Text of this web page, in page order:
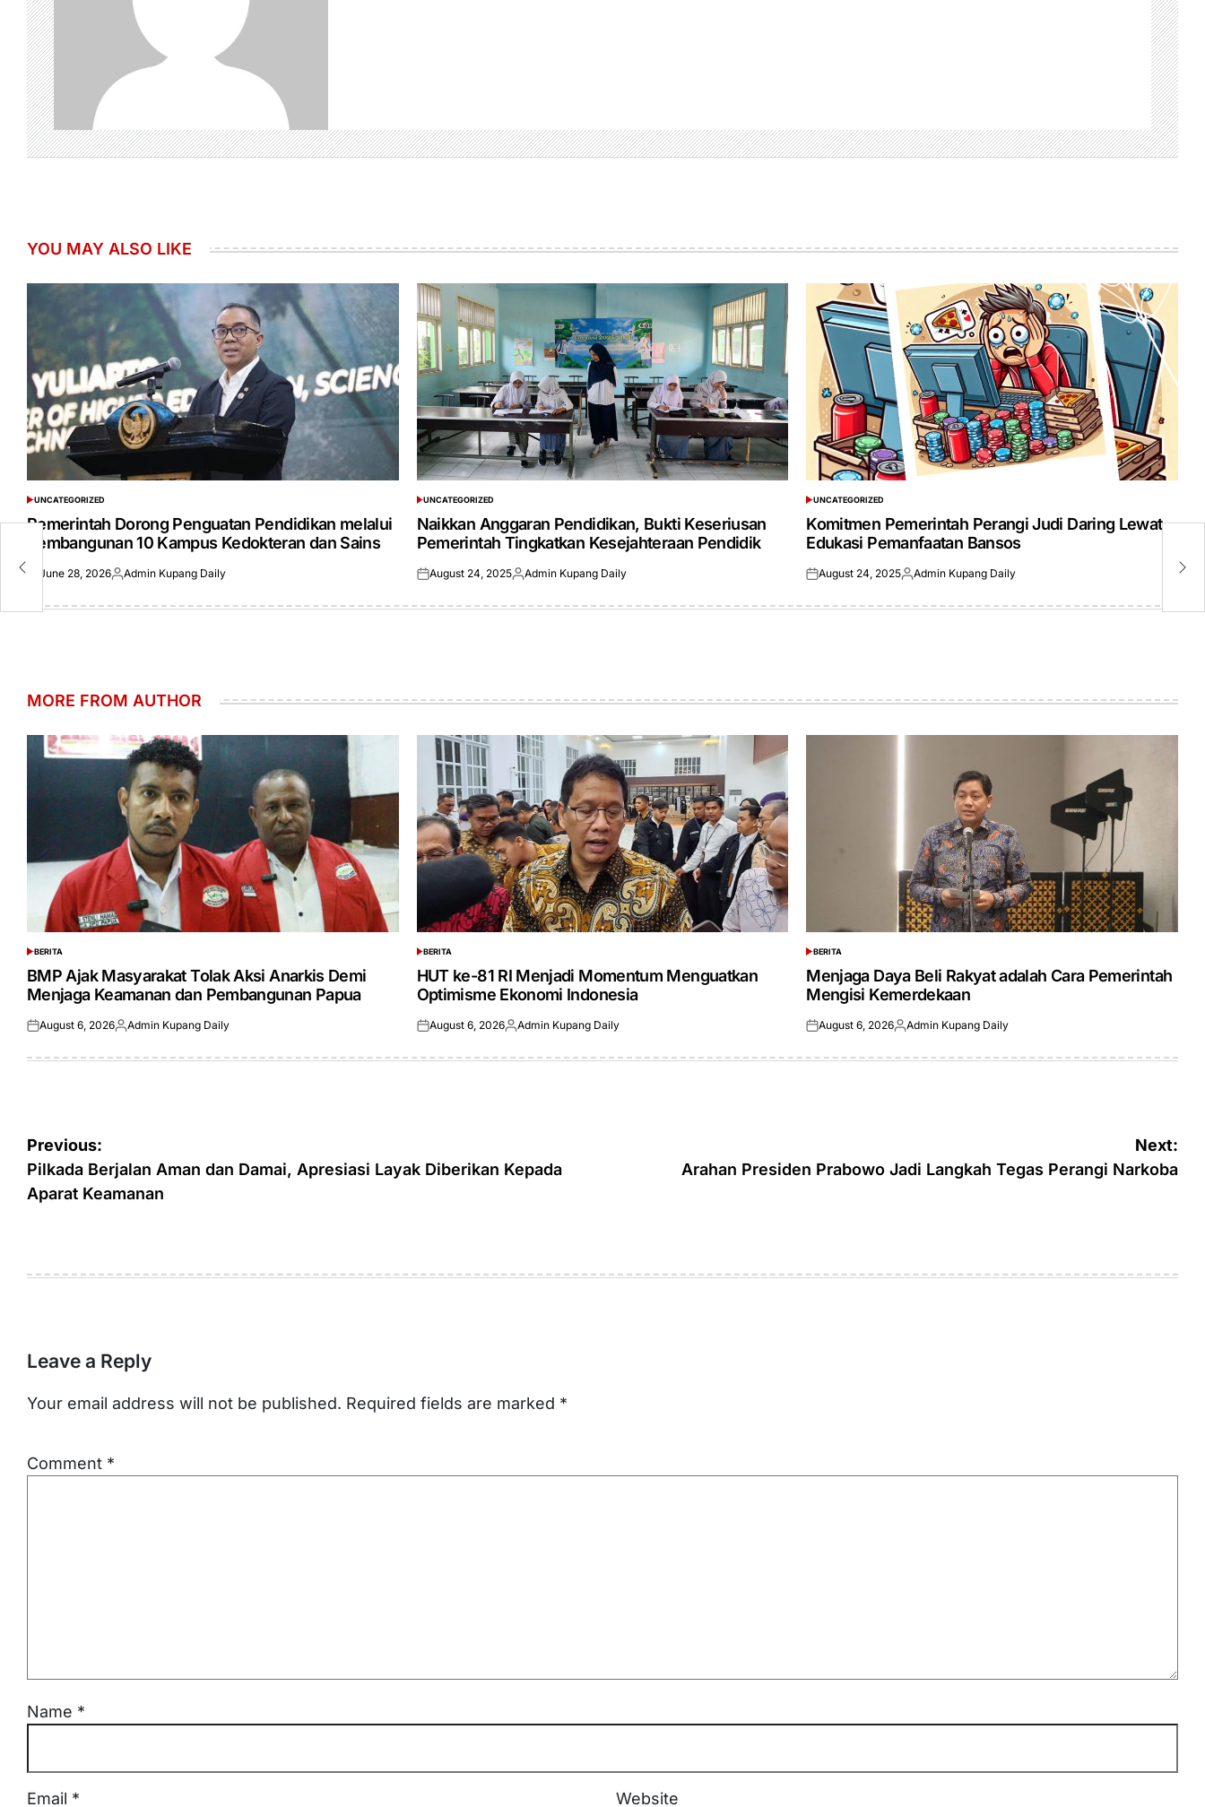
YOU MAY ALSO LIKE
POSTED
IN
UNCATEGORIZED
Pemerintah Dorong Penguatan Pendidikan melalui
Pembangunan 10 Kampus Kedokteran dan Sains
Posted
June 28, 2026Posted
Admin Kupang Daily
POSTED
IN
UNCATEGORIZED
Naikkan Anggaran Pendidikan, Bukti Keseriusan
Pemerintah Tingkatkan Kesejahteraan Pendidik
Posted
August 24, 2025Posted
Admin Kupang Daily
POSTED
IN
UNCATEGORIZED
Komitmen Pemerintah Perangi Judi Daring Lewat
Edukasi Pemanfaatan Bansos
Posted
August 24, 2025Posted
Admin Kupang Daily
MORE FROM AUTHOR
POSTED
IN
BERITA
BMP Ajak Masyarakat Tolak Aksi Anarkis Demi
Menjaga Keamanan dan Pembangunan Papua
Posted
August 6, 2026Posted
Admin Kupang Daily
POSTED
IN
BERITA
HUT ke-81 RI Menjadi Momentum Menguatkan
Optimisme Ekonomi Indonesia
Posted
August 6, 2026Posted
Admin Kupang Daily
POSTED
IN
BERITA
Menjaga Daya Beli Rakyat adalah Cara Pemerintah
Mengisi Kemerdekaan
Posted
August 6, 2026Posted
Admin Kupang Daily
Post
navigation
Previous:
Pilkada Berjalan Aman dan Damai, Apresiasi Layak Diberikan Kepada
Aparat Keamanan
Next:
Arahan Presiden Prabowo Jadi Langkah Tegas Perangi Narkoba
Leave a Reply
Your email address will not be published. Required fields are marked *
Comment *
Name *
Email * Website